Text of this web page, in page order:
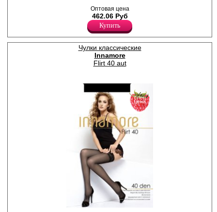
Тонкие чулки с кружевной
резинкой (9 см) на силиконе,
с мультифиброй; усиленный
мысок.
Плотность 20ден
Полиамид 79%
Эластан 21%
Оптовая цена
462.06 Руб
Купить
Чулки классические
Innamore
Flirt 40 aut
спец
цена